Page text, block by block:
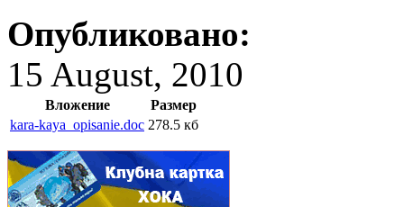
Опубликовано:
15 August, 2010
Вложение
Размер
kara-kaya_opisanie.doc 278.5 кб